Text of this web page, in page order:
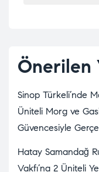
Önerilen
Sinop Türkeli’nde
Üniteli Morg ve
Güvencesiyle
Hatay Samandağ
Vakfı’na 2 Üniteli